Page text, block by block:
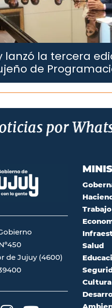
lanzó la tercera
de
de Jujuy (4600)
Trabajo
Salud